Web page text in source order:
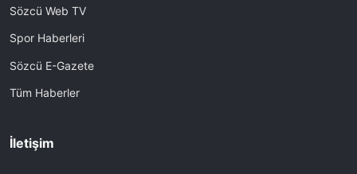
Sözcü Web TV
Spor Haberleri
Sözcü E-Gazete
Tüm Haberler
İletişim